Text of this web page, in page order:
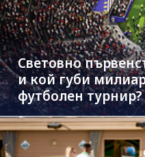
Световно
и кой губи
футболен турнир?